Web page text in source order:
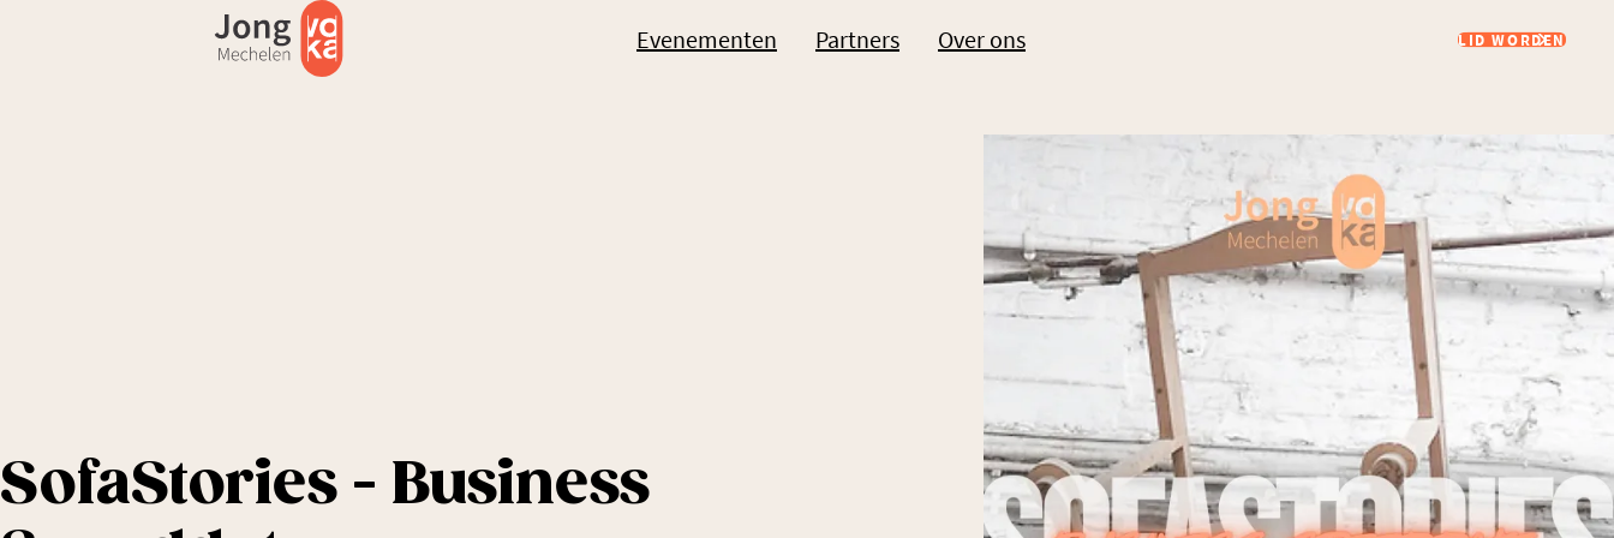
Evenementen Partners Over ons LID WORDEN
SofaStories - Business